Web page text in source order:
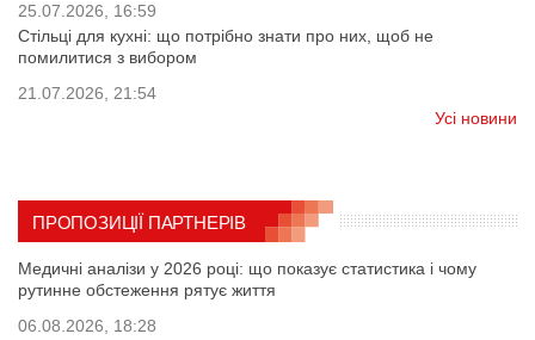
25.07.2026, 16:59
Стільці для кухні: що потрібно знати про них, щоб не
помилитися з вибором
21.07.2026, 21:54
Усі новини
ПРОПОЗИЦІЇ ПАРТНЕРІВ
Медичні аналізи у 2026 році: що показує статистика і чому
рутинне обстеження рятує життя
06.08.2026, 18:28